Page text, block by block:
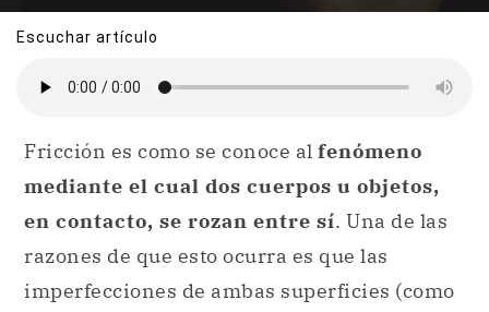
Escuchar artículo
Fricción es como se conoce al fenómeno
mediante el cual dos cuerpos u objetos,
en contacto, se rozan entre sí. Una de las
razones de que esto ocurra es que las
imperfecciones de ambas superficies (como